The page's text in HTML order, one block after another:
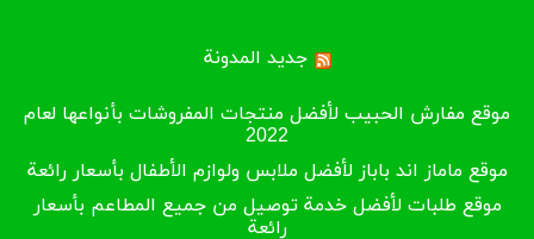
جديد المدونة
موقع مفارش الحبيب لأفضل منتجات المفروشات بأنواعها لعام
2022
موقع ماماز اند باباز لأفضل ملابس ولوازم الأطفال بأسعار رائعة
موقع طلبات لأفضل خدمة توصيل من جميع المطاعم بأسعار
رائعة